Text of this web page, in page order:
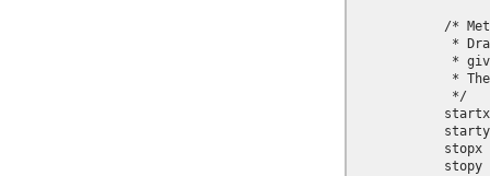
/*
*
*
*
             */
stopx
stopy